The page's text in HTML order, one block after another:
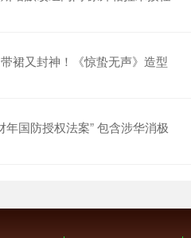
裙又封神！《惊蛰无声》造型
国防授权法案” 包含涉华消极